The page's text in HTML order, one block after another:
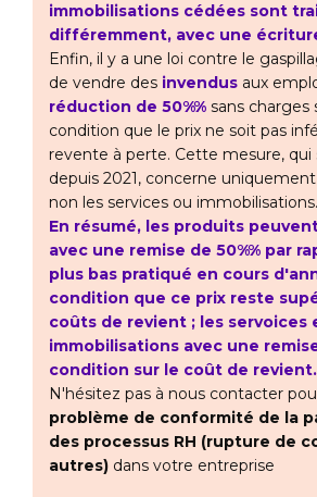
immobilisations cédées sont
différemment, avec une
Enfin, il y a une loi contre le
de vendre des invendus aux
réduction de 50%% sans charges
condition que le prix ne soit pas
revente à perte. Cette mesure, qui
depuis 2021, concerne
non les services ou immobilisations.
En résumé, les produits
avec une remise de 50%% par
plus bas pratiqué en cours
condition que ce prix reste
coûts de revient ; les servoices
immobilisations avec une
condition sur le coût de revient.
N'hésitez pas à nous contacter
problème de conformité de la
des processus RH (rupture de
autres) dans votre entreprise